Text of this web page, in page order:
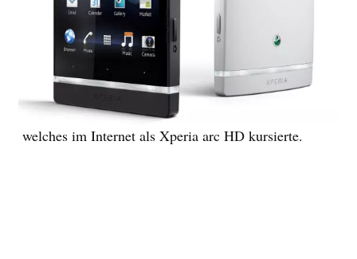
welches im Internet als Xperia arc HD kursierte.